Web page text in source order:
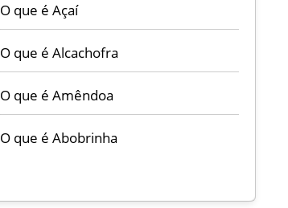
O que é Açaí
O que é Alcachofra
O que é Amêndoa
O que é Abobrinha